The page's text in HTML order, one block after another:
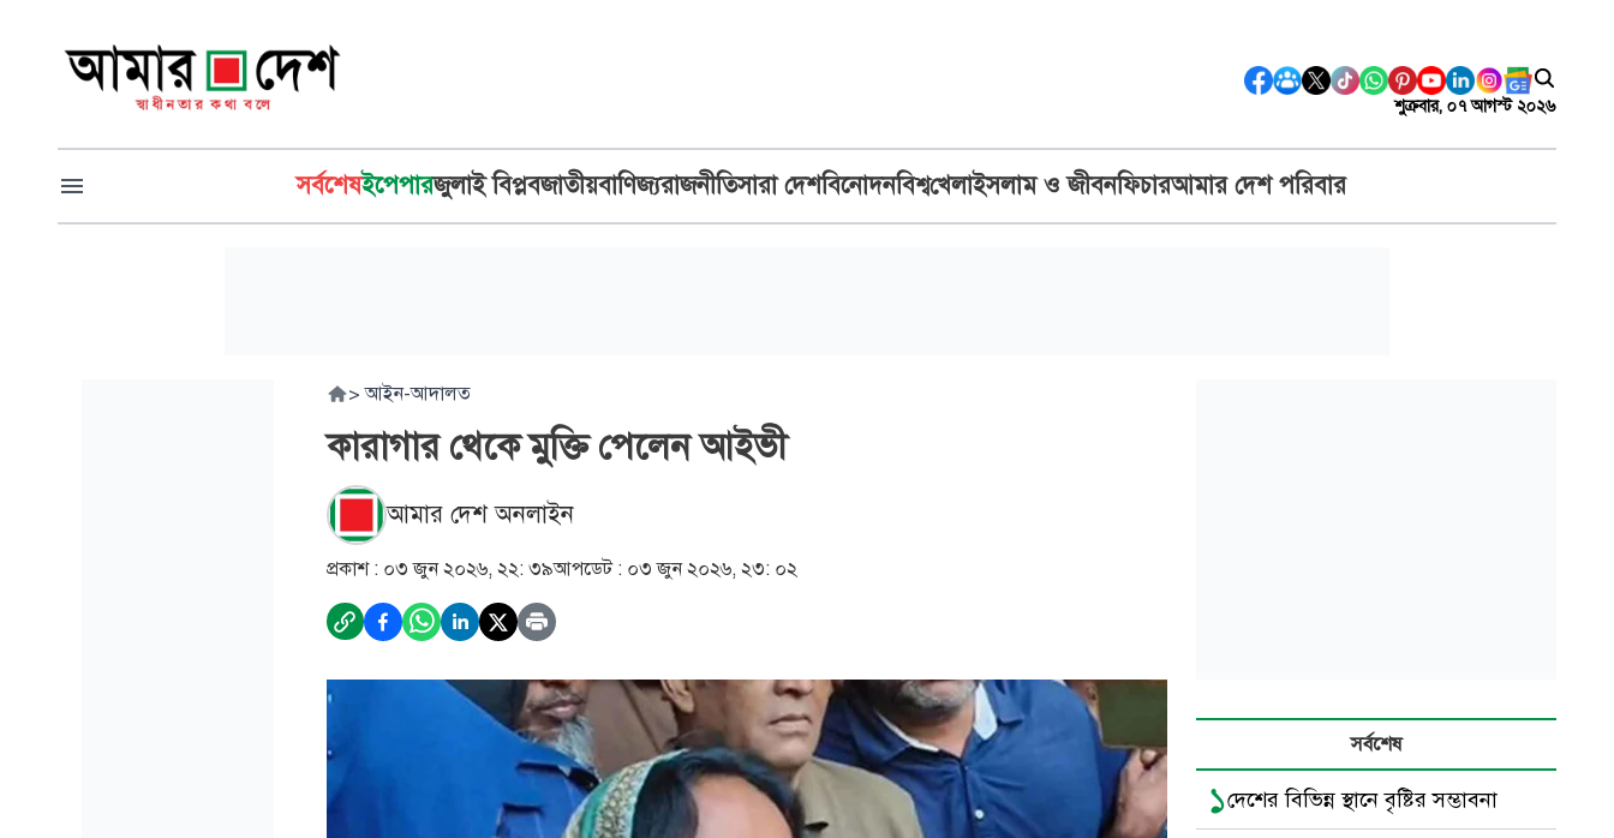
শুক্রবার, ০৭ আগস্ট ২০২৬
সর্বশেষইপেপারজুলাই বিপ্লবজাতীয়বাণিজ্যরাজনীতিসারা দেশবিনোদনবিশ্বখেলাইসলাম ও জীবনফিচারআমার দেশ পরিবার
> আইন-আদালত
কারাগার থেকে মুক্তি পেলেন আইভী
আমার দেশ অনলাইন
প্রকাশ : ০৩ জুন ২০২৬, ২২: ৩৯আপডেট : ০৩ জুন ২০২৬, ২৩: ০২
সর্বশেষ
১দেশের বিভিন্ন স্থানে বৃষ্টির সম্ভাবনা